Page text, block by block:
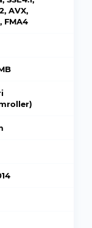
AVX,
FMA4